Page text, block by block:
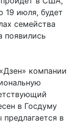
19 июля, будет
семейства
появились
компании
в Госдуму
в